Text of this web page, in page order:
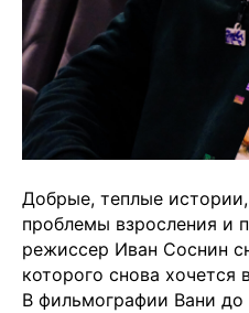
Добрые, теплые
проблемы взросления и
режиссер Иван Соснин
которого снова хочется
В фильмографии Вани